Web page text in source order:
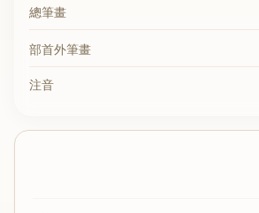
總筆畫
部首外筆畫
注音